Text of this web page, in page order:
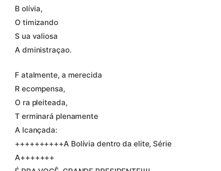
B olívia,
O timizando
S ua valiosa
A dministraçao.
F atalmente, a merecida
R ecompensa,
O ra pleiteada,
T erminará plenamente
A lcançada:
++++++++++A Bolívia dentro da elite, Série
A+++++++